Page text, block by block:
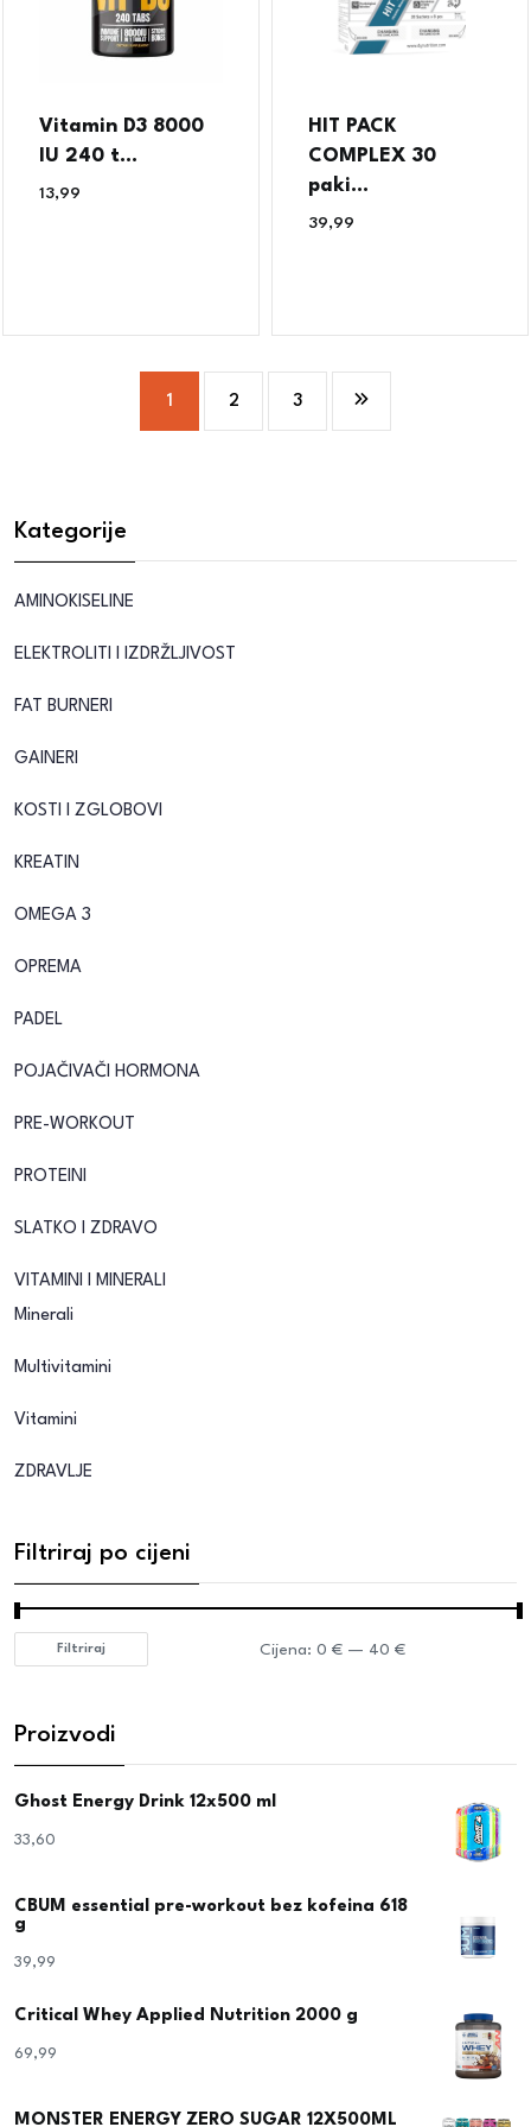
Vitamin D3 8000
IU 240 t...
13,99
HIT PACK
COMPLEX 30
paki...
39,99
1 2 3
Kategorije
AMINOKISELINE
ELEKTROLITI I IZDRŽLJIVOST
FAT BURNERI
GAINERI
KOSTI I ZGLOBOVI
KREATIN
OMEGA 3
OPREMA
PADEL
POJAČIVAČI HORMONA
PRE-WORKOUT
PROTEINI
SLATKO I ZDRAVO
VITAMINI I MINERALI
Minerali
Multivitamini
Vitamini
ZDRAVLJE
Filtriraj po cijeni
Filtriraj Cijena: 0 € — 40 €
Proizvodi
Ghost Energy Drink 12x500 ml
33,60
CBUM essential pre-workout bez kofeina 618
g
39,99
Critical Whey Applied Nutrition 2000 g
69,99
MONSTER ENERGY ZERO SUGAR 12X500ML